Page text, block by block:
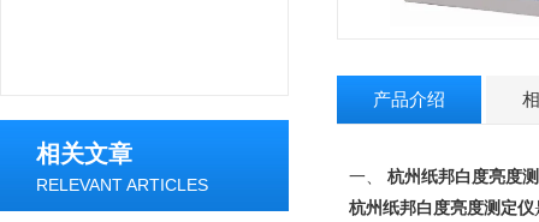
相关文章
RELEVANT ARTICLES
产品介绍
一、
杭州纸邦白度亮度
杭州纸邦白度亮度测定仪